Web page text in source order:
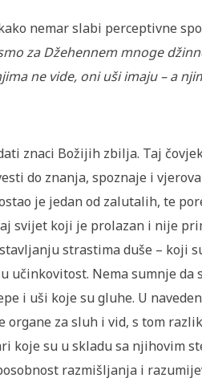
nemar slabi perceptivne
za Džehennem mnoge
ne vide, oni uši imaju – a
znaci Božijih zbilja. Taj
do znanja, spoznaje i
je jedan od zalutalih, te
svijet koji je prolazan i nije
strastima duše – koji
učinkovitost. Nema sumnje da
i uši koje su gluhe. U
za sluh i vid, s tom
koje su u skladu sa njihovim
razmišljanja i